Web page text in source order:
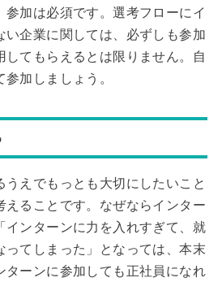
参加は必須です。選考フローにイ
い企業に関しては、必ずしも参加
してもらえるとは限りません。自
加しましょう。
うえでもっとも大切にしたいこと
えることです。なぜならインター
インターンに力を入れすぎて、就
ってしまった」となっては、本末
ターンに参加しても正社員になれ